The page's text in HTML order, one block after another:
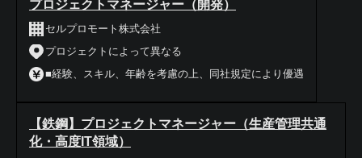
プロジェクトマネージャー（開発）
セルプロモート株式会社
プロジェクトによって異なる
■経験、スキル、年齢を考慮の上、同社規定により優遇
【鉄鋼】プロジェクトマネージャー（生産管理共通
化・高度IT領域）